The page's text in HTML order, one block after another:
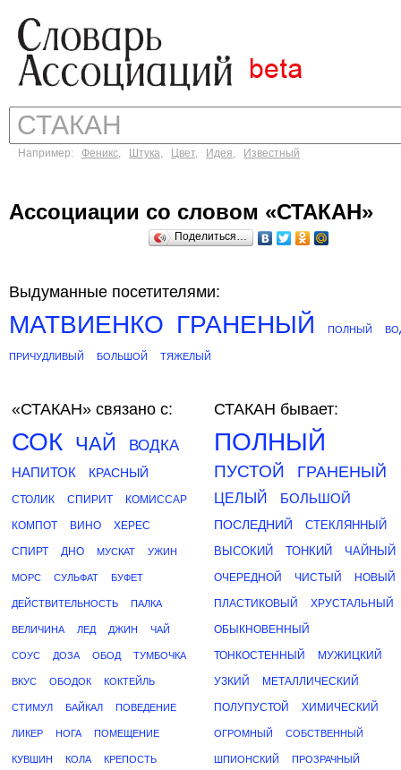
Например: Феникс, Штука, Цвет, Идея, Известный
Ассоциации со словом «СТАКАН»
Поделиться…
Выдуманные посетителями:
МАТВИЕНКО ГРАНЕНЫЙ ПОЛНЫЙ
ПРИЧУДЛИВЫЙ БОЛЬШОЙ ТЯЖЕЛЫЙ
«СТАКАН» связано с:
СОК ЧАЙ ВОДКА
НАПИТОК КРАСНЫЙ
СТОЛИК СПИРИТ КОМИССАР
КОМПОТ ВИНО ХЕРЕС
СПИРТ ДНО МУСКАТ УЖИН
МОРС СУЛЬФАТ БУФЕТ
ДЕЙСТВИТЕЛЬНОСТЬ ПАЛКА
ВЕЛИЧИНА ЛЕД ДЖИН ЧАЙ
СОУС ДОЗА ОБОД ТУМБОЧКА
ВКУС ОБОДОК КОКТЕЙЛЬ
СТИМУЛ БАЙКАЛ ПОВЕДЕНИЕ
ЛИКЕР НОГА ПОМЕЩЕНИЕ
КУВШИН КОЛА КРЕПОСТЬ
СТАКАН бывает:
ПОЛНЫЙ
ПУСТОЙ ГРАНЕНЫЙ
ЦЕЛЫЙ БОЛЬШОЙ
ПОСЛЕДНИЙ
СТЕКЛЯННЫЙ
ВЫСОКИЙ
ТОНКИЙ ЧАЙНЫЙ
ОЧЕРЕДНОЙ ЧИСТЫЙ НОВЫЙ
ПЛАСТИКОВЫЙ ХРУСТАЛЬНЫЙ
ОБЫКНОВЕННЫЙ
ТОНКОСТЕННЫЙ МУЖИЦКИЙ
УЗКИЙ МЕТАЛЛИЧЕСКИЙ
ПОЛУПУСТОЙ ХИМИЧЕСКИЙ
ОГРОМНЫЙ СОБСТВЕННЫЙ
ШПИОНСКИЙ ПРОЗРАЧНЫЙ